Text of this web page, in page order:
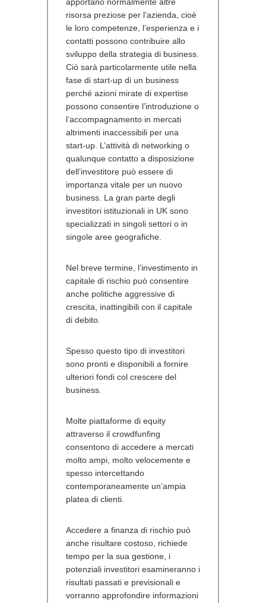
apportano normalmente altre
risorsa preziose per l’azienda, cioè
le loro competenze, l’esperienza e i
contatti possono contribuire allo
sviluppo della strategia di business.
Ciò sarà particolarmente utile nella
fase di start-up di un business
perché azioni mirate di expertise
possono consentire l’introduzione o
l’accompagnamento in mercati
altrimenti inaccessibili per una
start-up. L’attività di networking o
qualunque contatto a disposizione
dell’investitore può essere di
importanza vitale per un nuovo
business. La gran parte degli
investitori istituzionali in UK sono
specializzati in singoli settori o in
singole aree geografiche.
Nel breve termine, l’investimento in
capitale di rischio può consentire
anche politiche aggressive di
crescita, inattingibili con il capitale
di debito.
Spesso questo tipo di investitori
sono pronti e disponibili a fornire
ulteriori fondi col crescere del
business.
Molte piattaforme di equity
attraverso il crowdfunfing
consentono di accedere a mercati
molto ampi, molto velocemente e
spesso intercettando
contemporaneamente un’ampia
platea di clienti.
Accedere a finanza di rischio può
anche risultare costoso, richiede
tempo per la sua gestione, i
potenziali investitori esamineranno i
risultati passati e previsionali e
vorranno approfondire informazioni